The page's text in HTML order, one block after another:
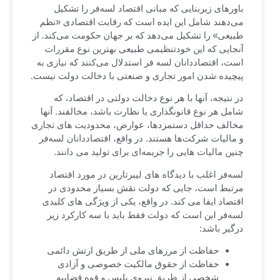
باورهای زیربنایی که مبانی اقتصاد لسه‌فر را تشکیل
می‌دهند شامل این ایده است که رقابت اقتصادی «نظم
طبیعی» را تشکیل می‌دهد که بر جهان حکومت می‌کند. از
آنجایی که این خودتنظیمی طبیعی بهترین نوع مقررات
است، اقتصاددانان لسه فر استدلال می‌کنند که نیازی به
پیچیده شدن امور تجاری و صنعتی با دخالت دولت نیست.
در نتیجه، آنها با هر نوع دخالت دولتی در اقتصاد، که
شامل هر نوع قانونگذاری یا نظارت باشد، مخالفند. آنها
مخالف حداقل دستمزدها، عوارض، محدودیت های تجاری
و مالیات شرکت‌ها هستند. در واقع، اقتصاددانان لسه‌فر
چنین مالیات هایی را جریمه‌ای برای تولید می دانند.
لسه‌فر اغلب با دیدگاه های لیبرتارین در مورد اقتصاد
مرتبط است، جایی که دولت نقش بسیار محدودی در
اقتصاد ایفا می کند. در واقع، یکی از ویژگی های کلیدی
لسه‌فر این است که دولت فقط باید با سه کارکرد زیر
درگیر باشد:
حفاظت از مرزهای ملی از طریق ارتش دائمی
حفاظت از حقوق مالکیت خصوصی و آزادی
شخصی از طریق نیروی پلیس و قوه قضاییه